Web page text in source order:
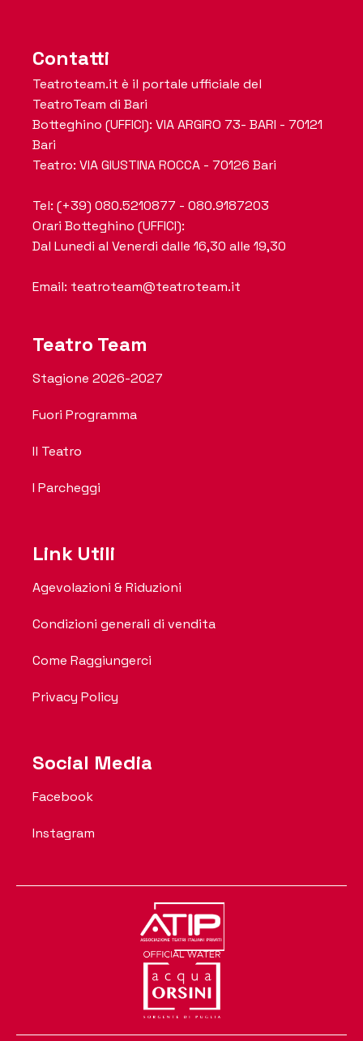
Contatti
Teatroteam.it è il portale ufficiale del
TeatroTeam di Bari
Botteghino (UFFICI): VIA ARGIRO 73- BARI - 70121
Bari
Teatro: VIA GIUSTINA ROCCA - 70126 Bari
Tel: (+39) 080.5210877 - 080.9187203
Orari Botteghino (UFFICI):
Dal Lunedi al Venerdi dalle 16,30 alle 19,30
Email: teatroteam@teatroteam.it
Teatro Team
Stagione 2026-2027
Fuori Programma
Il Teatro
I Parcheggi
Link Utili
Agevolazioni & Riduzioni
Condizioni generali di vendita
Come Raggiungerci
Privacy Policy
Social Media
Facebook
Instagram